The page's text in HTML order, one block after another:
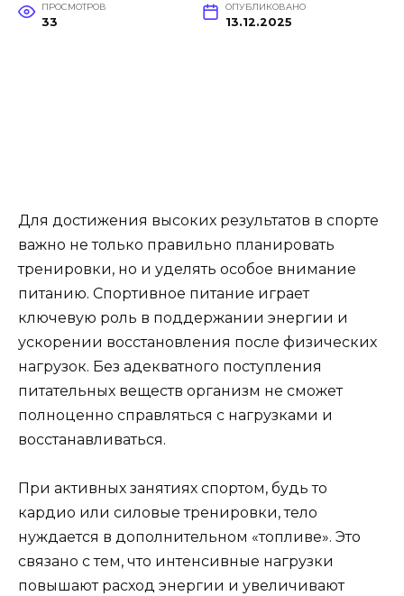
ПРОСМОТРОВ
33
ОПУБЛИКОВАНО
13.12.2025
Для достижения высоких результатов в спорте
важно не только правильно планировать
тренировки, но и уделять особое внимание
питанию. Спортивное питание играет
ключевую роль в поддержании энергии и
ускорении восстановления после физических
нагрузок. Без адекватного поступления
питательных веществ организм не сможет
полноценно справляться с нагрузками и
восстанавливаться.
При активных занятиях спортом, будь то
кардио или силовые тренировки, тело
нуждается в дополнительном «топливе». Это
связано с тем, что интенсивные нагрузки
повышают расход энергии и увеличивают